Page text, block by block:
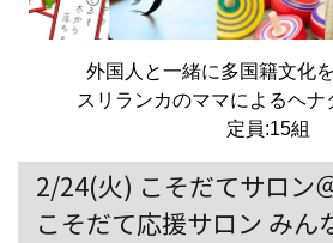
外国人と一緒に多国籍文化
スリランカのママによるヘ
定員:15組
2/24(火) こそだてサロン
こそだて応援サロン みん